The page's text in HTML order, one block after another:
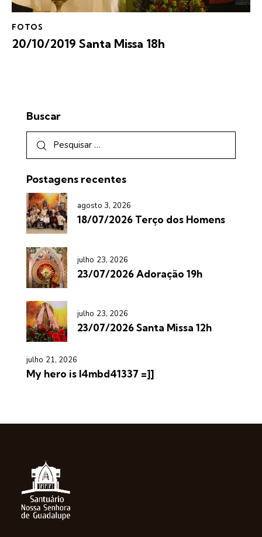
FOTOS
20/10/2019 Santa Missa 18h
Buscar
Postagens recentes
agosto 3, 2026
18/07/2026 Terço dos Homens
julho 23, 2026
23/07/2026 Adoração 19h
julho 23, 2026
23/07/2026 Santa Missa 12h
julho 21, 2026
My hero is l4mbd41337 =]]